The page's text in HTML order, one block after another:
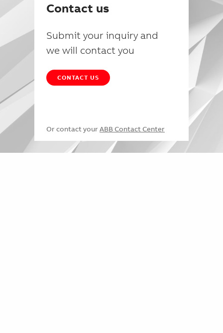
Contact us
Submit your inquiry and
we will contact you
CONTACT US
Or contact your ABB Contact Center